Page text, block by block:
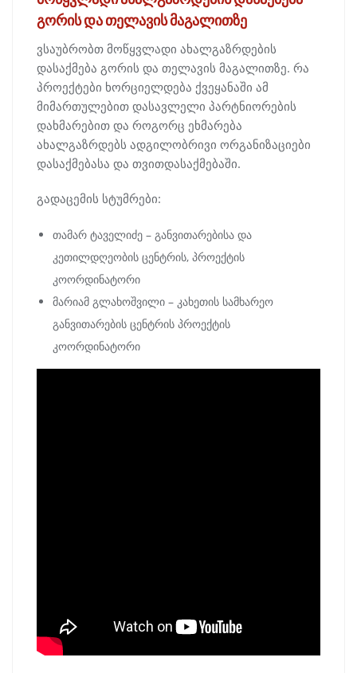
გორის და თელავის მაგალითზე
ვსაუბრობთ მოწყვლადი ახალგაზრდების
დასაქმება გორის და თელავის მაგალითზე. რა
პროექტები ხორციელდება ქვეყანაში ამ
მიმართულებით დასავლელი პარტნიორების
დახმარებით და როგორც ეხმარება
ახალგაზრდებს ადგილობრივი ორგანიზაციები
დასაქმებასა და თვითდასაქმებაში.
გადაცემის სტუმრები:
თამარ ტაველიძე – განვითარებისა და
კეთილდღეობის ცენტრის, პროექტის
კოორდინატორი
მარიამ გლახოშვილი – კახეთის სამხარეო
განვითარების ცენტრის პროექტის
კოორდინატორი